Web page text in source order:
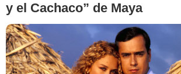
y el Cachaco” de Maya